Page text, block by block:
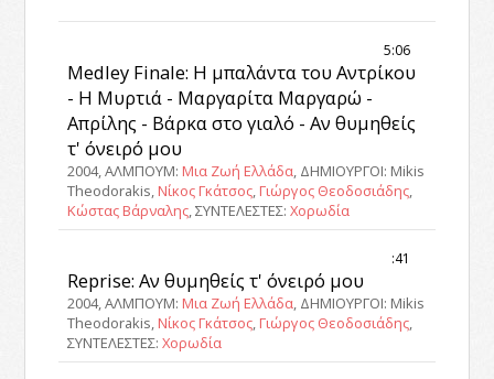
5:06
Medley Finale: Η μπαλάντα του Αντρίκου
- Η Μυρτιά - Μαργαρίτα Μαργαρώ -
Απρίλης - Βάρκα στο γιαλό - Αν θυμηθείς
τ' όνειρό μου
2004, ΑΛΜΠΟΥΜ: Μια Ζωή Ελλάδα, ΔΗΜΙΟΥΡΓΟΙ: Mikis
Theodorakis, Νίκος Γκάτσος, Γιώργος Θεοδοσιάδης,
Κώστας Βάρναλης, ΣΥΝΤΕΛΕΣΤΕΣ:Χορωδία
:41
Reprise: Αν θυμηθείς τ' όνειρό μου
2004, ΑΛΜΠΟΥΜ: Μια Ζωή Ελλάδα , ΔΗΜΙΟΥΡΓΟΙ: Mikis
Theodorakis, Νίκος Γκάτσος Γιώργος Θεοδοσιάδης
ΣΥΝΤΕΛΕΣΤΕΣ:Χορωδία